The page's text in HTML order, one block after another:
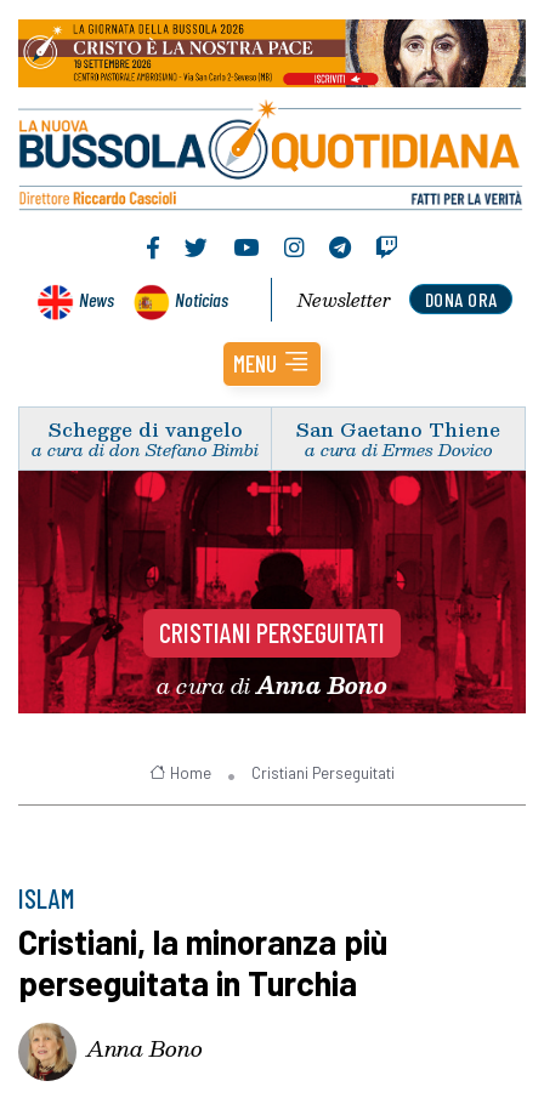
News Noticias DONA ORA
Newsletter
MENU
Schegge di vangelo
a cura di don Stefano Bimbi
San Gaetano Thiene
a cura di Ermes Dovico
CRISTIANI PERSEGUITATI
a cura diAnna Bono
Home Cristiani Perseguitati
ISLAM
Cristiani, la minoranza più
perseguitata in Turchia
Anna Bono